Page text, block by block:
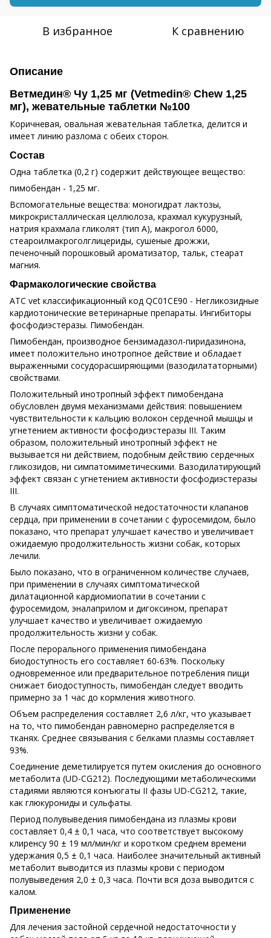
В избранное К сравнению
Описание
Ветмедин® Чу 1,25 мг (Vetmedin® Chew 1,25
мг), жевательные таблетки №100
Коричневая, овальная жевательная таблетка, делится и
имеет линию разлома с обеих сторон.
Состав
Одна таблетка (0,2 г) содержит действующее вещество:
пимобендан - 1,25 мг.
Вспомогательные вещества: моногидрат лактозы,
микрокристаллическая целлюлоза, крахмал кукурузный,
натрия крахмала гликолят (тип А), макрогол 6000,
стеароилмакроголглицериды, сушеные дрожжи,
печеночный порошковый ароматизатор, тальк, стеарат
магния.
Фармакологические свойства
ATC vet классификационный код QC01CE90 - Негликозидные
кардиотонические ветеринарные препараты. Ингибиторы
фосфодиэстеразы. Пимобендан.
Пимобендан, производное бензимадазол-пиридазинона,
имеет положительно инотропное действие и обладает
выраженными сосудорасширяющими (вазодилататорными)
свойствами.
Положительный инотропный эффект пимобендана
обусловлен двумя механизмами действия: повышением
чувствительности к кальцию волокон сердечной мышцы и
угнетением активности фосфодиэстеразы III. Таким
образом, положительный инотропный эффект не
вызывается ни действием, подобным действию сердечных
гликозидов, ни симпатомиметическими. Вазодилатирующий
эффект связан с угнетением активности фосфодиэстеразы
III.
В случаях симптоматической недостаточности клапанов
сердца, при применении в сочетании с фуросемидом, было
показано, что препарат улучшает качество и увеличивает
ожидаемую продолжительность жизни собак, которых
лечили.
Было показано, что в ограниченном количестве случаев,
при применении в случаях симптоматической
дилатационной кардиомиопатии в сочетании с
фуросемидом, эналаприлом и дигоксином, препарат
улучшает качество и увеличивает ожидаемую
продолжительность жизни у собак.
После перорального применения пимобендана
биодоступность его составляет 60-63%. Поскольку
одновременное или предварительное потребления пищи
снижает биодоступность, пимобендан следует вводить
примерно за 1 час до кормления животного.
Объем распределения составляет 2,6 л/кг, что указывает
на то, что пимобендан равномерно распределяется в
тканях. Среднее связывания с белками плазмы составляет
93%.
Соединение деметилируется путем окисления до основного
метаболита (UD-CG212). Последующими метаболическими
стадиями являются конъюгаты II фазы UD-CG212, такие,
как глюкурониды и сульфаты.
Период полувыведения пимобендана из плазмы крови
составляет 0,4 ± 0,1 часа, что соответствует высокому
клиренсу 90 ± 19 мл/мин/кг и коротком среднем времени
удержания 0,5 ± 0,1 часа. Наиболее значительный активный
метаболит выводится из плазмы крови с периодом
полувыведения 2,0 ± 0,3 часа. Почти вся доза выводится с
калом.
Применение
Для лечения застойной сердечной недостаточности у